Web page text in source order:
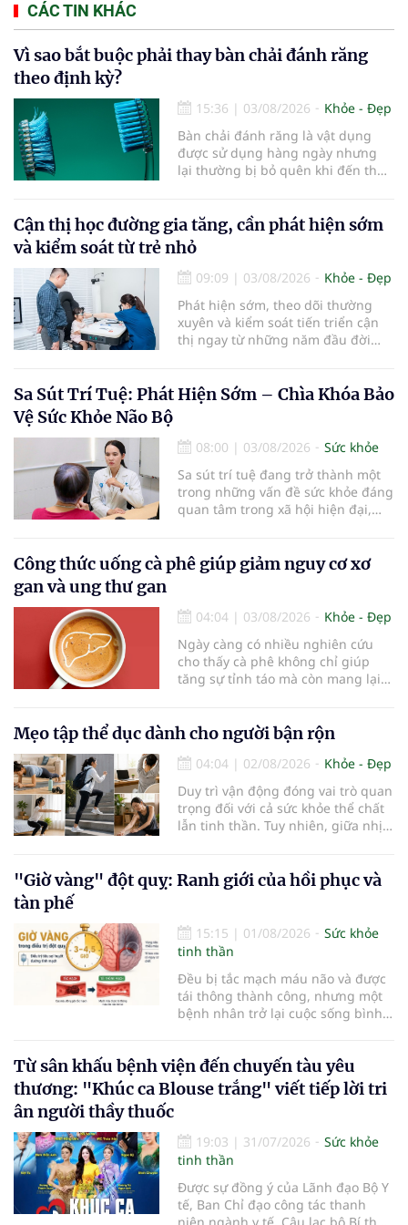
CÁC TIN KHÁC
Vì sao bắt buộc phải thay bàn chải đánh răng
theo định kỳ?
15:36 | 03/08/2026
Khỏe - Đẹp
Bàn chải đánh răng là vật dụng
được sử dụng hàng ngày nhưng
lại thường bị bỏ quên khi đến thời
bàn chải quá lâu có thể làm giảm
hiệu quả làm sạch và ảnh hưởng
đến sức khỏe răng miệng...
Cận thị học đường gia tăng, cần phát hiện sớm
và kiểm soát từ trẻ nhỏ
09:09 | 03/08/2026
Khỏe - Đẹp
Phát hiện sớm, theo dõi thường
xuyên và kiểm soát tiến triển cận
thị ngay từ những năm đầu đời
trẻ. Đây cũng là định hướng của
Trung tâm Nhãn nhi và Kiểm soát
Đô đưa vào hoạt động ngày 1/8.
Sa Sút Trí Tuệ: Phát Hiện Sớm – Chìa Khóa Bảo
Vệ Sức Khỏe Não Bộ
08:00 | 03/08/2026
Sức khỏe
Sa sút trí tuệ đang trở thành một
trong những vấn đề sức khỏe đáng
quan tâm trong xã hội hiện đại,
triệu người trên thế giới đang
sống chung với bệnh, trong đó
70% trường hợp.
Công thức uống cà phê giúp giảm nguy cơ xơ
gan và ung thư gan
04:04 | 03/08/2026
Khỏe - Đẹp
Ngày càng có nhiều nghiên cứu
cho thấy cà phê không chỉ giúp
tăng sự tỉnh táo mà còn mang lại
đóng vai trò lọc độc tố, chuyển hóa
thuốc và dự trữ nhiều vitamin,
khoáng chất thiết yếu nhưng cũng
rất dễ bị tổn thương…
Mẹo tập thể dục dành cho người bận rộn
04:04 | 02/08/2026
Khỏe - Đẹp
Duy trì vận động đóng vai trò quan
trọng đối với cả sức khỏe thể chất
lẫn tinh thần. Tuy nhiên, giữa nhịp
cho các hoạt động tập luyện
thường trở thành một thách thức
"Giờ vàng" đột quỵ: Ranh giới của hồi phục và
tàn phế
15:15 | 01/08/2026
Sức khỏe
tinh thần
Đều bị tắc mạch máu não và được
tái thông thành công, nhưng một
bệnh nhân trở lại cuộc sống bình
trường hợp tại Bệnh viện Đại học Y
Hà Nội cho thấy "giờ vàng" không
chỉ quyết định việc "cứu não" mà
của người bệnh.
Từ sân khấu bệnh viện đến chuyến tàu yêu
thương: "Khúc ca Blouse trắng" viết tiếp lời tri
ân người thầy thuốc
19:03 | 31/07/2026
Sức khỏe
tinh thần
Được sự đồng ý của Lãnh đạo Bộ Y
tế, Ban Chỉ đạo công tác thanh
niên ngành y tế, Câu lạc bộ Bí thư